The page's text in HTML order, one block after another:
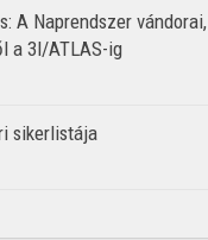
A Naprendszer vándorai,
a 3I/ATLAS-ig
sikerlistája